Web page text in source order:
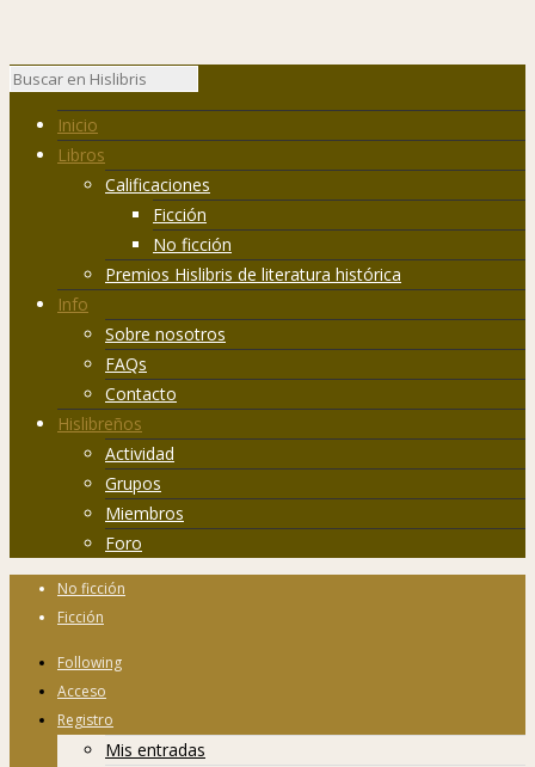
Inicio
Libros
Calificaciones
Ficción
No ficción
Premios Hislibris de literatura histórica
Info
Sobre nosotros
FAQs
Contacto
Hislibreños
Actividad
Grupos
Miembros
Foro
No ficción
Ficción
Following
Acceso
Registro
Mis entradas